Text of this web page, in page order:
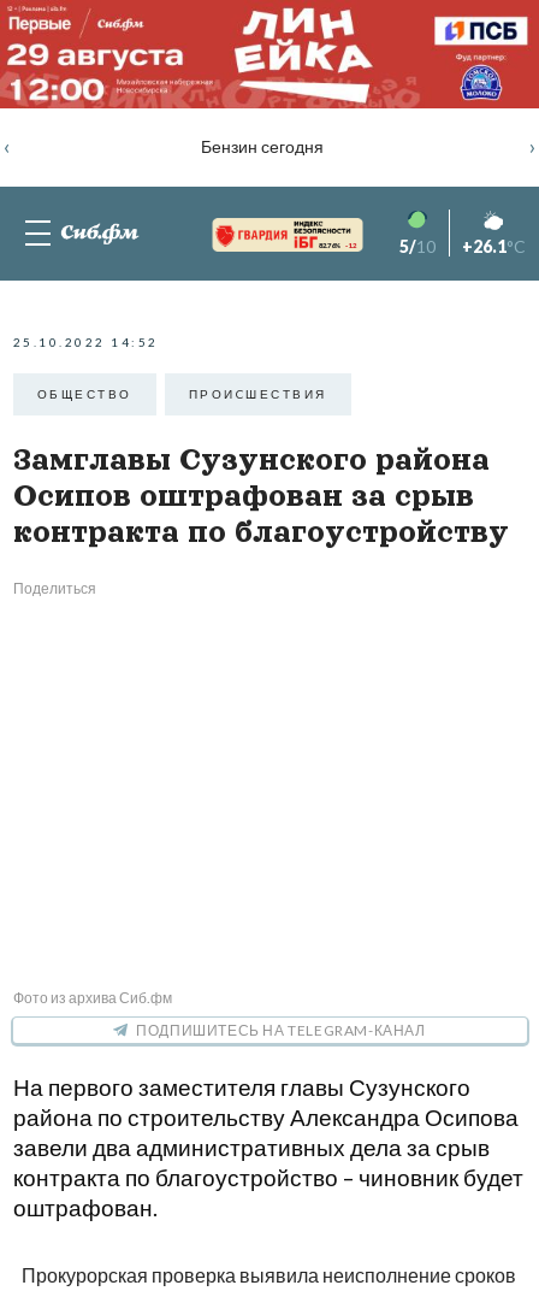
Бензин сегодня
‹ ›
82.76% -1.2 5/10 +26.1°C
25.10.2022 14:52
ОБЩЕСТВО ПРОИCШЕСТВИЯ
Замглавы Сузунского района
Осипов оштрафован за срыв
контракта по благоустройству
Поделиться
Фото из архива Сиб.фм
ПОДПИШИТЕСЬ НА TELEGRAM-КАНАЛ
На первого заместителя главы Сузунского
района по строительству Александра Осипова
завели два административных дела за срыв
контракта по благоустройство – чиновник будет
оштрафован.
Прокурорская проверка выявила неисполнение сроков